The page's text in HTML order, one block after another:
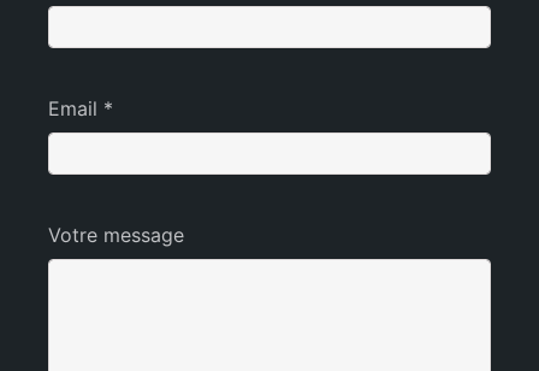
Email *
Votre message